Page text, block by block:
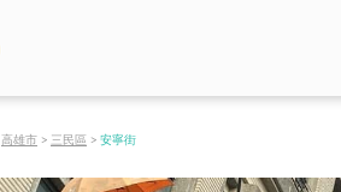
高雄市 > 三民區 > 安寧街